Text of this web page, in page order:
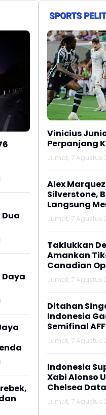
Vinicius
Perpanjang
Jumat, 7 Agustus
Alex
Silverstone,
Langsung
Jumat, 7 Agustus
Taklukkan
Amankan
Canadian
Jumat, 7 Agustus
Ditahan
Indonesia
Semifinal
Jumat, 7 Agustus
Indonesia
Xabi Alonso
Chelsea
Jumat, 7 Agustus